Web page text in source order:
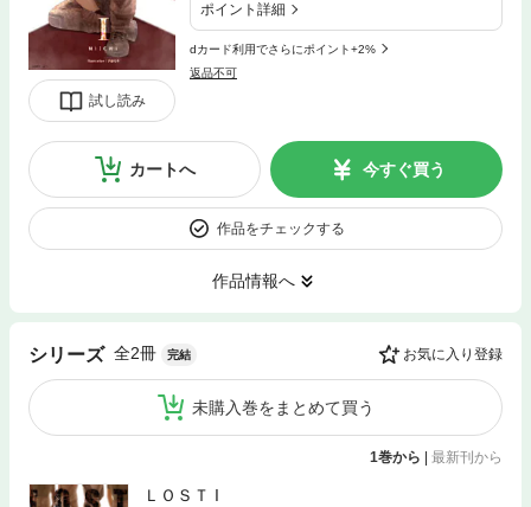
試し読み
ポイント詳細
dカード利用でさらにポイント+2%
返品不可
カートへ 今すぐ買う
作品をチェックする
作品情報へ
シリーズ 全2冊 完結 お気に入り登録
未購入巻をまとめて買う
1巻から | 最新刊から
ＬＯＳＴ I